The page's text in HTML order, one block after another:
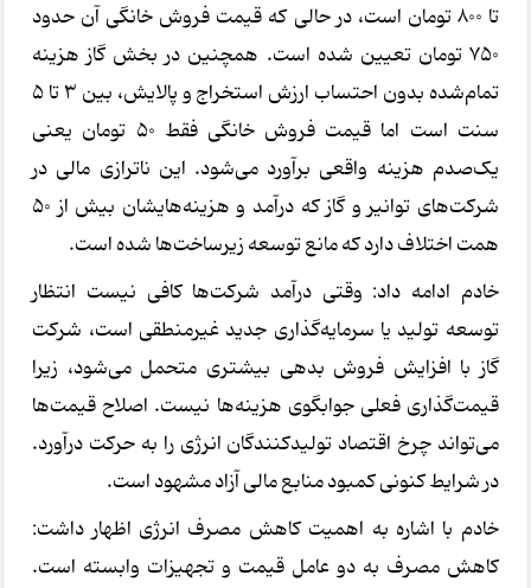
تا ۸۰۰ تومان است، در حالی که قیمت فروش خانگی آن حدود
۷۵۰ تومان تعیین شده است. همچنین در بخش گاز هزینه
تمام‌شده بدون احتساب ارزش استخراج و پالایش، بین ۳ تا ۵
سنت است اما قیمت فروش خانگی فقط ۵۰ تومان یعنی
یک‌صدم هزینه واقعی برآورد می‌شود. این ناترازی مالی در
شرکت‌های توانیر و گاز که درآمد و هزینه‌هایشان بیش از ۵۰
همت اختلاف دارد که مانع توسعه زیرساخت‌ها شده است.
خادم ادامه داد: وقتی درآمد شرکت‌ها کافی نیست انتظار
توسعه تولید یا سرمایه‌گذاری جدید غیرمنطقی است، شرکت
گاز با افزایش فروش بدهی بیشتری متحمل می‌شود، زیرا
قیمت‌گذاری فعلی جوابگوی هزینه‌ها نیست. اصلاح قیمت‌ها
می‌تواند چرخ اقتصاد تولیدکنندگان انرژی را به حرکت درآورد.
در شرایط کنونی کمبود منابع مالی آزاد مشهود است.
خادم با اشاره به اهمیت کاهش مصرف انرژی اظهار داشت:
کاهش مصرف به دو عامل قیمت و تجهیزات وابسته است.